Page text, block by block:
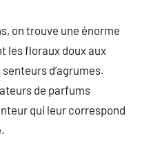
on trouve une énorme
les floraux doux aux
d’agrumes.
de parfums
qui leur correspond